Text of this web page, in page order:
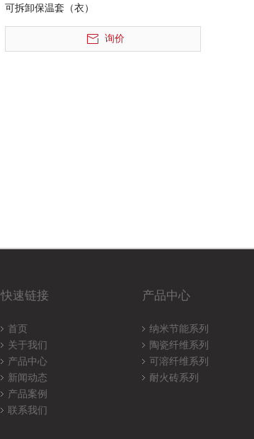
可拆卸保温套（衣）
询价
快速链接
首页
关于我们
产品中心
新闻动态
产品案例
联系我们
产品中心
纳米节能系列
陶瓷纤维系列
可溶纤维系列
耐火砖系列